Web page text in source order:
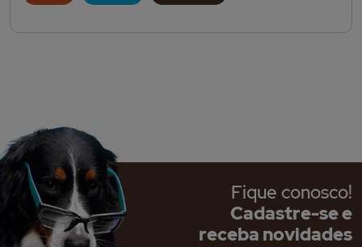
Fique conosco!
Cadastre-se e
receba novidades